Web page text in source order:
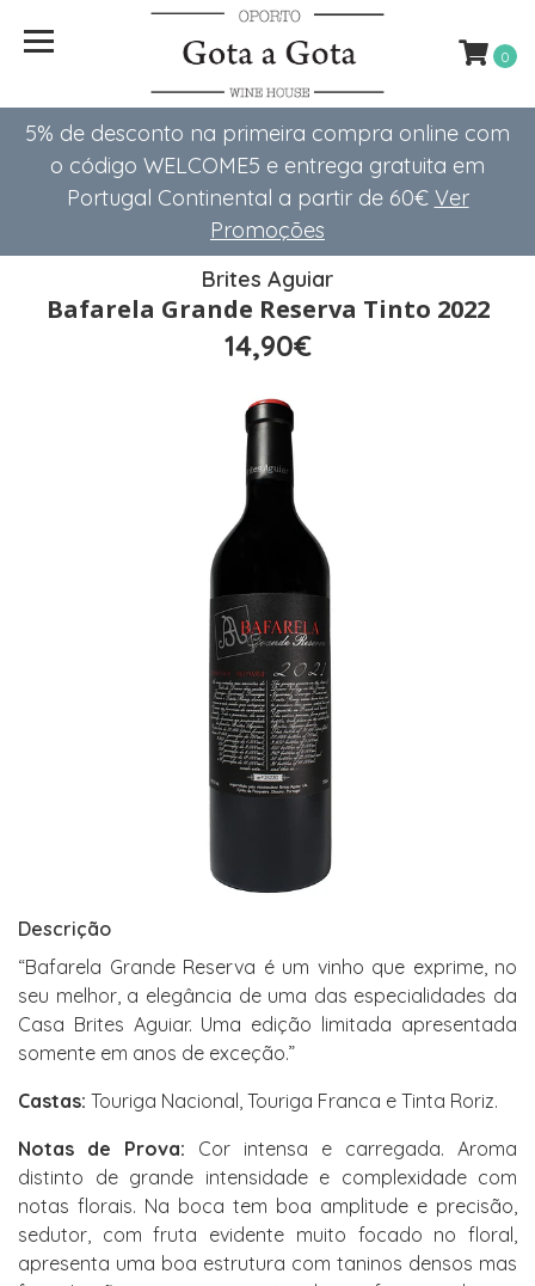
5% de desconto na primeira compra online com
o código WELCOME5 e entrega gratuita em
Portugal Continental a partir de 60€ Ver
Promoções
0
Brites Aguiar
Bafarela Grande Reserva Tinto 2022
14,90€
Descrição
“Bafarela Grande Reserva é um vinho que exprime, no
seu melhor, a elegância de uma das especialidades da
Casa Brites Aguiar. Uma edição limitada apresentada
somente em anos de exceção.”
Castas: Touriga Nacional, Touriga Franca e Tinta Roriz.
Notas de Prova: Cor intensa e carregada. Aroma
distinto de grande intensidade e complexidade com
notas florais. Na boca tem boa amplitude e precisão,
sedutor, com fruta evidente muito focado no floral,
apresenta uma boa estrutura com taninos densos mas